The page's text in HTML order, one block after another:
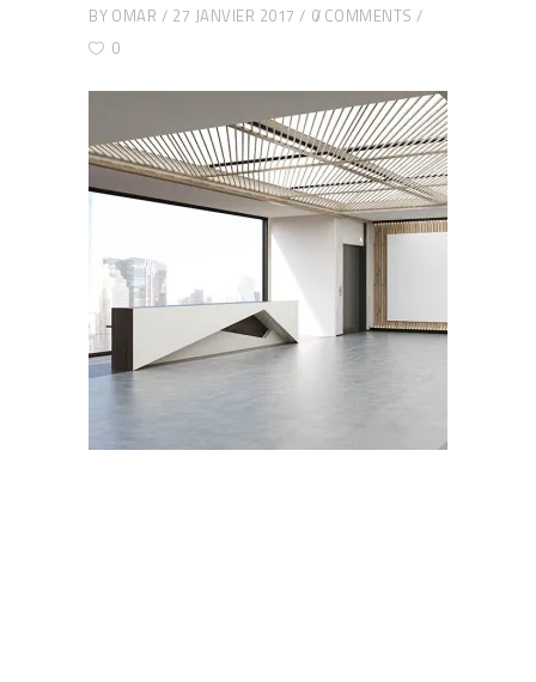
BY OMAR 27 JANVIER 2017
0 COMMENTS
0